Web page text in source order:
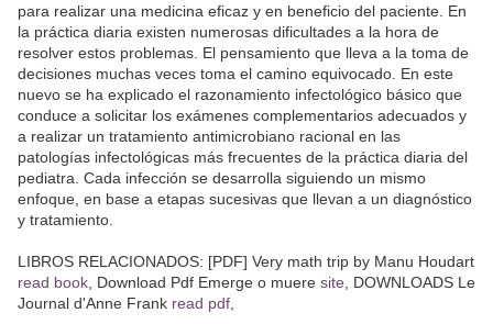
para realizar una medicina eficaz y en beneficio del paciente. En
la práctica diaria existen numerosas dificultades a la hora de
resolver estos problemas. El pensamiento que lleva a la toma de
decisiones muchas veces toma el camino equivocado. En este
nuevo se ha explicado el razonamiento infectológico básico que
conduce a solicitar los exámenes complementarios adecuados y
a realizar un tratamiento antimicrobiano racional en las
patologías infectológicas más frecuentes de la práctica diaria del
pediatra. Cada infección se desarrolla siguiendo un mismo
enfoque, en base a etapas sucesivas que llevan a un diagnóstico
y tratamiento.
LIBROS RELACIONADOS: [PDF] Very math trip by Manu Houdart
read book , Download Pdf Emerge o muere site , DOWNLOADS Le
Journal d'Anne Frank read pdf